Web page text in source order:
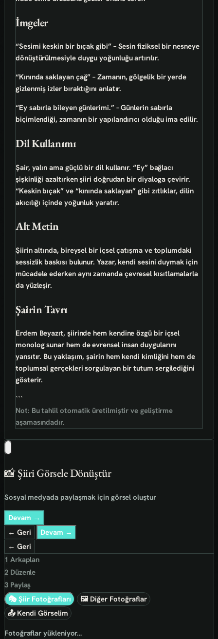
İmgeler
“Sesimi keskin bir bıçak gibi”– Sesin fiziksel bir nesneye
dönüştürülmesiyle duygu yoğunluğu artırılır.
“Kınında saklayan çağ” – Zamanın, gölgelik bir yerde
gizlenmiş izler bıraktığını anlatır.
“Ey sabırla bileyen günlerimi.”– Günlerin sabırla
biçimlendiği, zamanın bir yapılandırıcı olduğu ima edilir.
Dil Kullanımı
Şair, yalın ama güçlü bir dil kullanır. “Ey” bağlacı
şişkinliği azaltırken şiiri doğrudan bir diyaloga çevirir.
“Keskin bıçak” ve “kınında saklayan” gibi zıtlıklar, dilin
akıcılığı içinde yoğunluk yaratır.
Alt Metin
Şiirin altında, bireysel bir içsel çatışma ve toplumdaki
sessizlik baskısı bulunur. Yazar, kendi sesini duymak için
mücadele ederken aynı zamanda çevresel kısıtlamalarla
da yüzleşir.
Şairin Tavrı
Erdem Beyazıt, şiirinde hem kendine özgü bir içsel
monolog sunar hem de evrensel insan duygularını
yansıtır. Bu yaklaşım, şairin hem kendi kimliğini hem de
toplumsal gerçekleri sorgulayan bir tutum sergilediğini
gösterir.
```
Not: Bu tahlil otomatik üretilmiştir ve geliştirme
aşamasındadır.
📸 Şiiri Görsele Dönüştür
Sosyal medyada paylaşmak için görsel oluştur
Devam →
← Geri
Devam →
← Geri
1 Arkaplan
2Düzenle
3Paylaş
🎭 Şiir Fotoğrafları
🖼 Diğer Fotoğraflar
📤 Kendi Görselim
Fotoğraflar yükleniyor…